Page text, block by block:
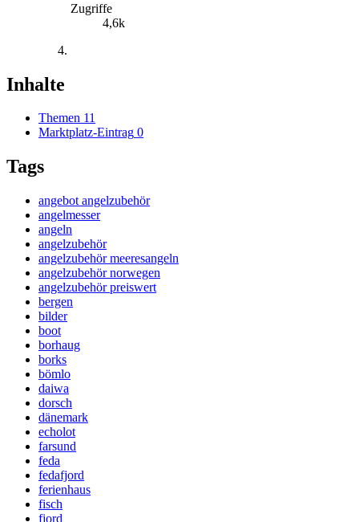
Zugriffe
4,6k
Inhalte
Themen 11
Marktplatz-Eintrag 0
Tags
angebot angelzubehör
angelmesser
angeln
angelzubehör
angelzubehör meeresangeln
angelzubehör norwegen
angelzubehör preiswert
bergen
bilder
boot
borhaug
borks
bömlo
daiwa
dorsch
dänemark
echolot
farsund
feda
fedafjord
ferienhaus
fisch
fjord